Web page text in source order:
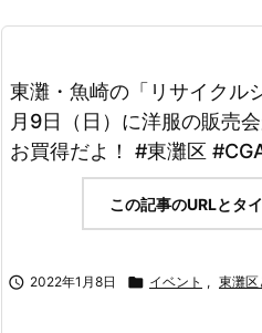
東灘・魚崎の「リサイクル
月9日（日）に洋服の販売
お買得だよ！ #東灘区
この記事のURLとタ
 2022年1月8日  イベント , 東灘区